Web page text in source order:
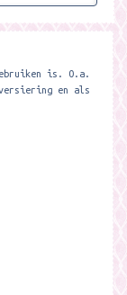
is. O.a.
en als